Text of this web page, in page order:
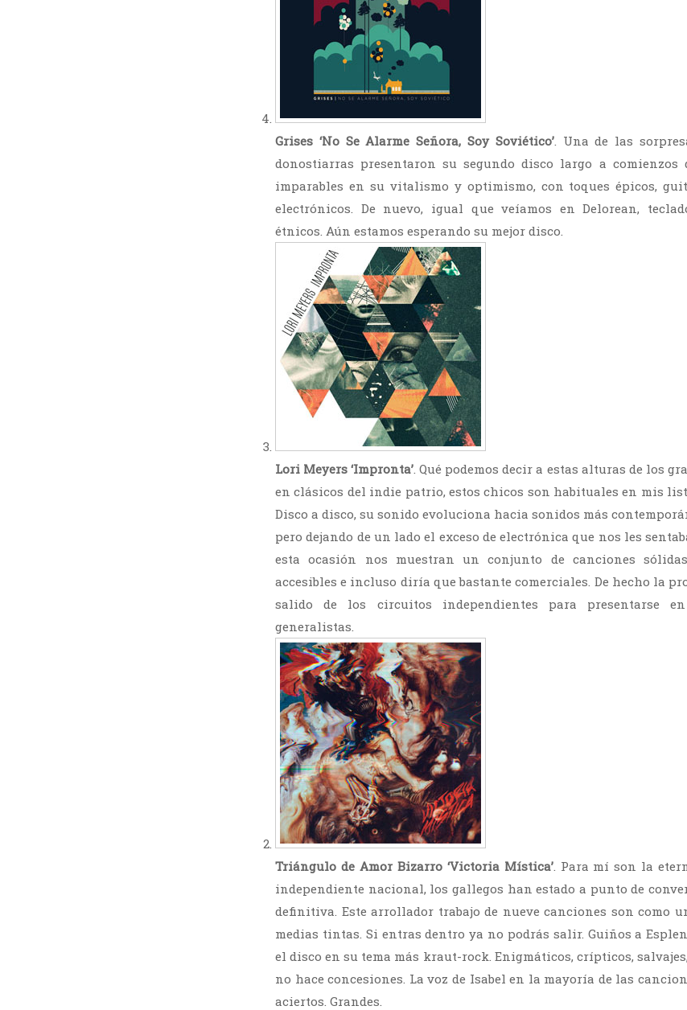
Grises ‘No Se Alarme Señora, Soy Soviético’. Una de las
donostiarras presentaron su segundo disco largo a comienzos
imparables en su vitalismo y optimismo, con toques épicos,
electrónicos. De nuevo, igual que veíamos en Delorean,
étnicos. Aún estamos esperando su mejor disco.
Lori Meyers ‘Impronta’. Qué podemos decir a estas alturas de los
en clásicos del indie patrio, estos chicos son habituales en mis
Disco a disco, su sonido evoluciona hacia sonidos más
pero dejando de un lado el exceso de electrónica que nos les
esta ocasión nos muestran un conjunto de canciones
accesibles e incluso diría que bastante comerciales. De hecho la
salido de los circuitos independientes para presentarse
generalistas.
Triángulo de Amor Bizarro ‘Victoria Mística’. Para mí son la
independiente nacional, los gallegos han estado a punto de
definitiva. Este arrollador trabajo de nueve canciones son como
medias tintas. Si entras dentro ya no podrás salir. Guiños a
el disco en su tema más kraut-rock. Enigmáticos, crípticos,
no hace concesiones. La voz de Isabel en la mayoría de las
aciertos. Grandes.